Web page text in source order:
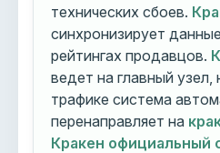
технических сбоев.
синхронизирует
рейтингах продавцов.
ведет на главный
трафике система
перенаправляет на
Кракен официальный